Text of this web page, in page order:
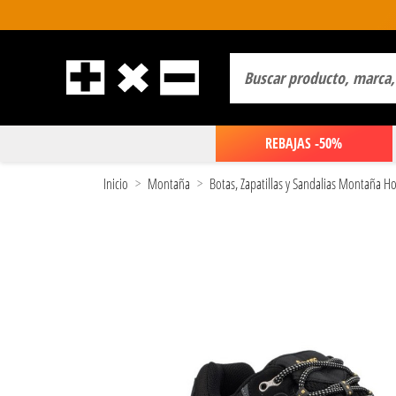
REBAJAS -50%
Inicio Montaña Botas, Zapatillas y Sandalias Montaña